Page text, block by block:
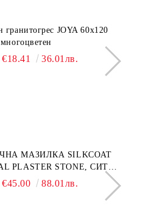
гранитогрес JOYA 60x120
€18.41 36.01лв.
МАЗИЛКА SILKCOAT
PLASTER STONE, СИТЕН
25КГ
€45.00 88.01лв.